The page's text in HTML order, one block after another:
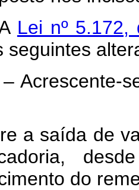
Lei nº
seguintes
– Acrescente-
a saída de
do